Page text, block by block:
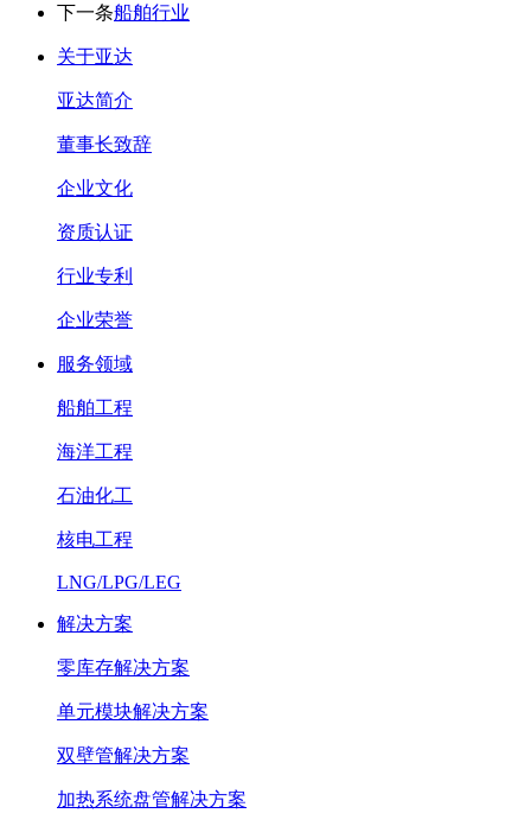
下一条船舶行业
关于亚达
亚达简介
董事长致辞
企业文化
资质认证
行业专利
企业荣誉
服务领域
船舶工程
海洋工程
石油化工
核电工程
LNG/LPG/LEG
解决方案
零库存解决方案
单元模块解决方案
双壁管解决方案
加热系统盘管解决方案